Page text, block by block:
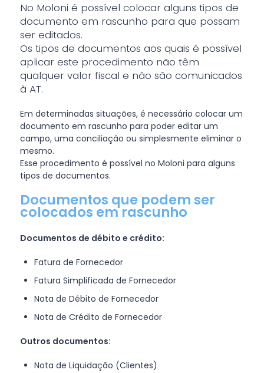
No Moloni é possível colocar alguns tipos de
documento em rascunho para que possam
ser editados.
Os tipos de documentos aos quais é possível
aplicar este procedimento não têm
qualquer valor fiscal e não são comunicados
à AT.
Em determinadas situações, é necessário colocar um
documento em rascunho para poder editar um
campo, uma conciliação ou simplesmente eliminar o
mesmo.
Esse procedimento é possível no Moloni para alguns
tipos de documentos.
Documentos que podem ser
colocados em rascunho
Documentos de débito e crédito:
Fatura de Fornecedor
Fatura Simplificada de Fornecedor
Nota de Débito de Fornecedor
Nota de Crédito de Fornecedor
Outros documentos:
Nota de Liquidação (Clientes)